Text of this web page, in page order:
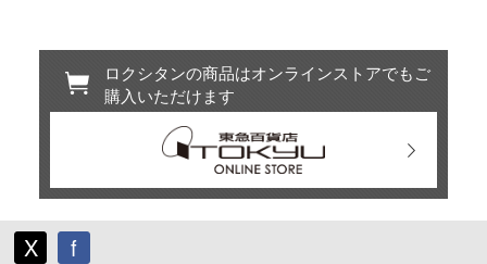
ロクシタンの商品はオンラインストアでもご
購入いただけます
X f